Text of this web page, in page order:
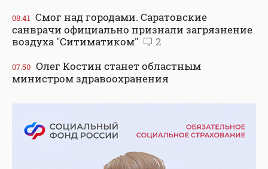
08:41 Смог над городами. Саратовские
санврачи официально признали загрязнение
воздуха "Ситиматиком"
2
07:50 Олег Костин станет областным
министром здравоохранения